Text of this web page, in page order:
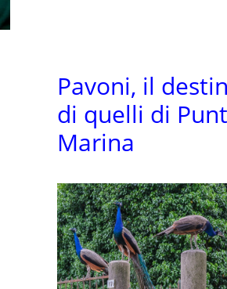
Pavoni, il
di quelli di
Marina